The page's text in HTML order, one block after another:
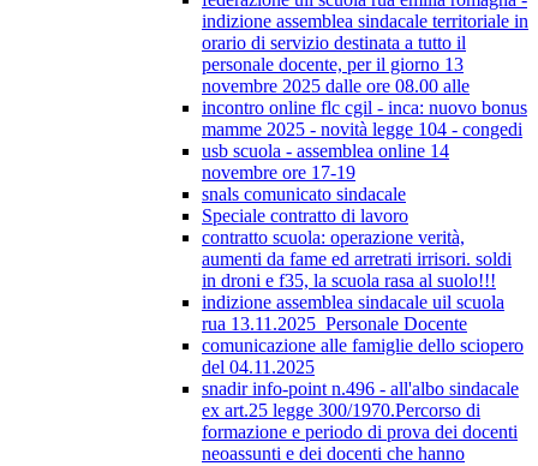
indizione assemblea sindacale territoriale in
orario di servizio destinata a tutto il
personale docente, per il giorno 13
novembre 2025 dalle ore 08.00 alle
incontro online flc cgil - inca: nuovo bonus
mamme 2025 - novità legge 104 - congedi
usb scuola - assemblea online 14
novembre ore 17-19
snals comunicato sindacale
Speciale contratto di lavoro
contratto scuola: operazione verità,
aumenti da fame ed arretrati irrisori. soldi
in droni e f35, la scuola rasa al suolo!!!
indizione assemblea sindacale uil scuola
rua 13.11.2025_Personale Docente
comunicazione alle famiglie dello sciopero
del 04.11.2025
snadir info-point n.496 - all'albo sindacale
ex art.25 legge 300/1970.Percorso di
formazione e periodo di prova dei docenti
neoassunti e dei docenti che hanno